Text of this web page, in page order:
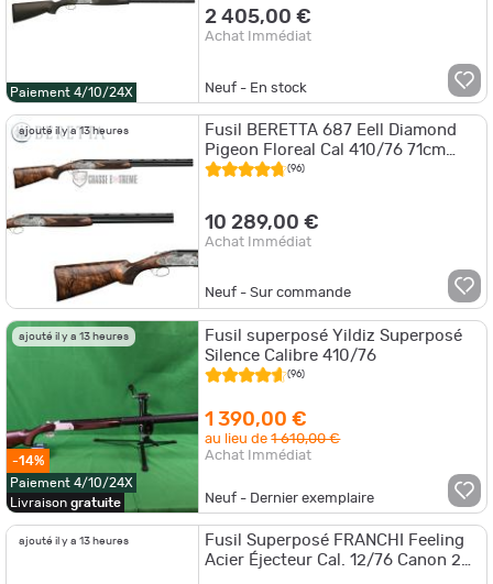
Paiement 4/10/24X
2 405,00 €
Achat Immédiat
Neuf - En stock
ajouté il y a 13 heures
Fusil BERETTA 687 Eell Diamond
Pigeon Floreal Cal 410/76 71cm
Crosse Pistolet
(96)
10 289,00 €
Achat Immédiat
Neuf - Sur commande
ajouté il y a 13 heures
-14%
Paiement 4/10/24X
Livraison gratuite
Fusil superposé Yildiz Superposé
Silence Calibre 410/76
(96)
1 390,00 €
au lieu de1 610,00 €
Achat Immédiat
Neuf - Dernier exemplaire
ajouté il y a 13 heures
Fusil Superposé FRANCHI Feeling
Acier Éjecteur Cal. 12/76 Canon 24"